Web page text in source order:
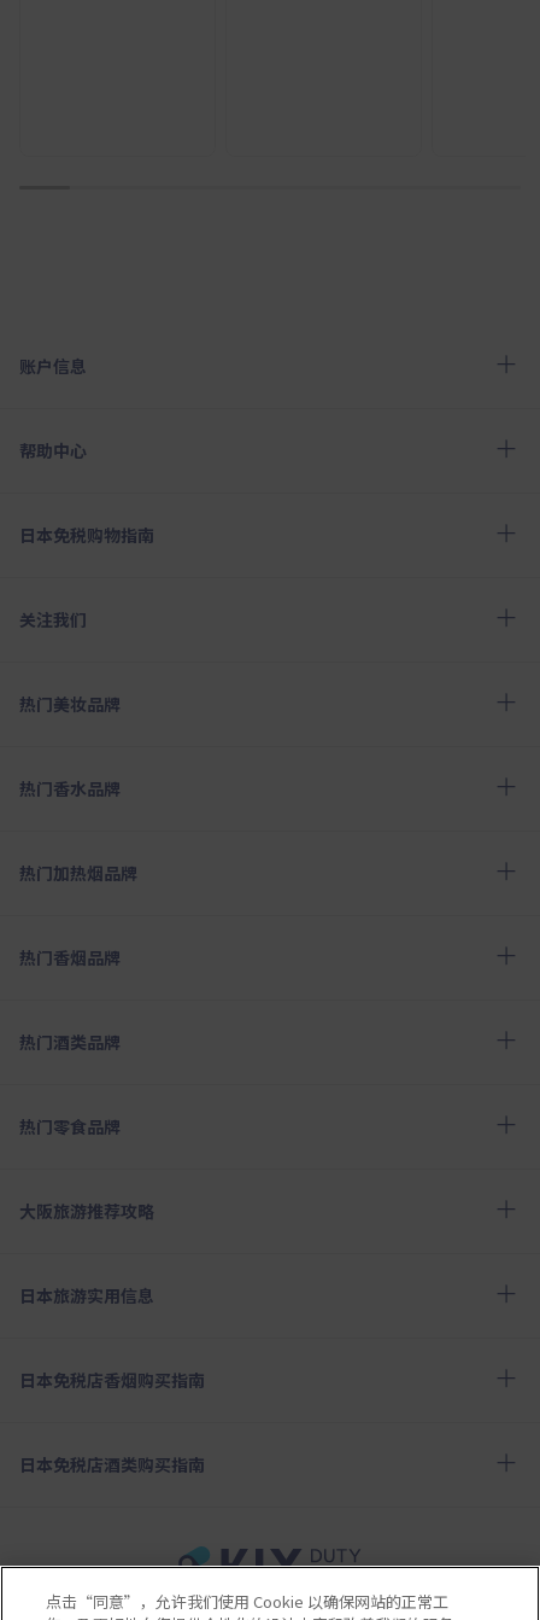
账户信息
帮助中心
日本免税购物指南
关注我们
热门美妆品牌
热门香水品牌
热门加热烟品牌
热门香烟品牌
热门酒类品牌
热门零食品牌
大阪旅游推荐攻略
日本旅游实用信息
日本免税店香烟购买指南
日本免税店酒类购买指南
点击“同意”，允许我们使用 Cookie 以确保网站的正常工